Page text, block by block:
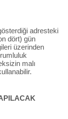
adresteki
dört) gün
üzerinden
malı